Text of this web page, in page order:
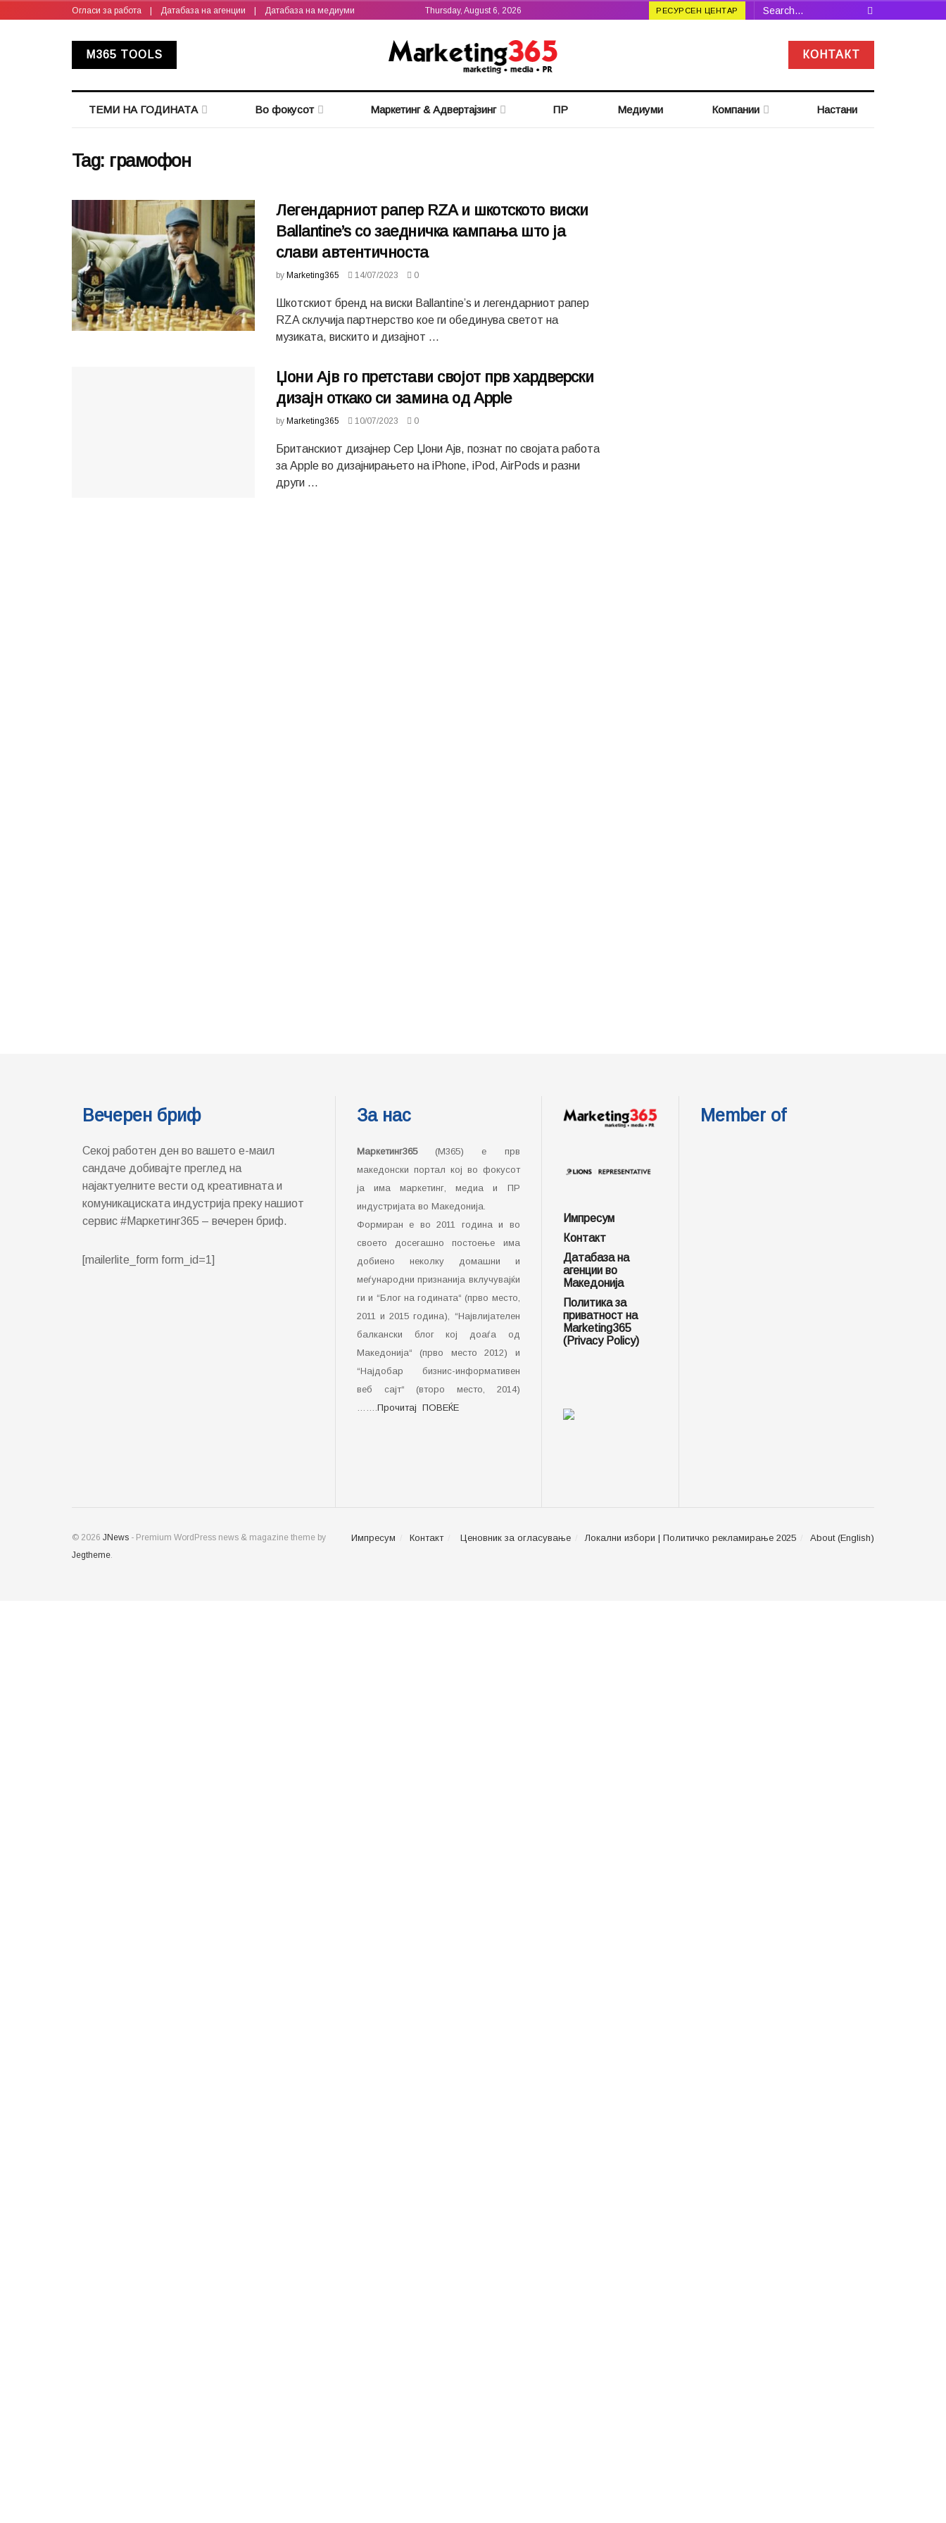
Огласи за работа Датабаза на агенции Датабаза на медиуми Thursday, August 6, 2026 РЕСУРСЕН ЦЕНТАР
M365 TOOLS КОНТАКТ
ТЕМИ НА ГОДИНАТА Во фокусот Маркетинг & Адвертајзинг ПР Медиуми Компании Настани
Tag: грамофон
Легендарниот рапер RZA и шкотското виски
Ballantine’s со заедничка кампања што ја
слави автентичноста
by Marketing365 14/07/2023 0
Шкотскиот бренд на виски Ballantine’s и легендарниот рапер
RZA склучија партнерство кое ги обединува светот на
музиката, вискито и дизајнот ...
Џони Ајв го претстави својот прв хардверски
дизајн откако си замина од Apple
by Marketing365 10/07/2023 0
Британскиот дизајнер Сер Џони Ајв, познат по својата работа
за Apple во дизајнирањето на iPhone, iPod, AirPods и разни
други ...
Вечерен бриф
Секој работен ден во вашето е-маил
сандаче добивајте преглед на
најактуелните вести од креативната и
комуникациската индустрија преку нашиот
сервис #Маркетинг365 – вечерен бриф.
[mailerlite_form form_id=1]
За нас
Маркетинг365(М365) е прв
македонски портал кој во фокусот
ја има маркетинг, медиа и ПР
индустријата во Македонија.
Формиран е во 2011 година и во
своето досегашно постоење има
добиено неколку домашни и
меѓународни признанија вклучувајќи
ги и “Блог на годината“ (прво место,
2011 и 2015 година), “Највлијателен
балкански блог кој доаѓа од
Македонија“ (прво место 2012) и
“Најдобар бизнис-информативен
веб сајт“ (второ место, 2014)
…….Прочитај ПОВЕЌЕ
Импресум
Контакт
Датабаза на
агенции во
Македонија
Политика за
приватност на
Marketing365
(Privacy Policy)
Member of
Импресум Контакт Ценовник за огласување Локални избори | Политичко рекламирање 2025 About (English)
© 2026 JNews - Premium WordPress news & magazine theme by
Jegtheme.